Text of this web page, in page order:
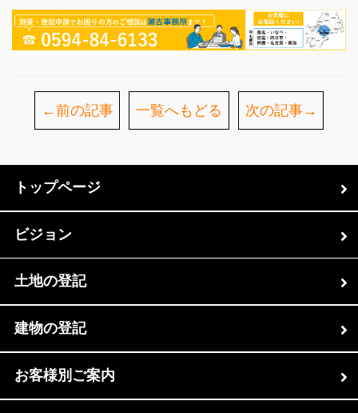
←前の記事 一覧へもどる 次の記事→
トップページ
ビジョン
土地の登記
建物の登記
お客様別ご案内